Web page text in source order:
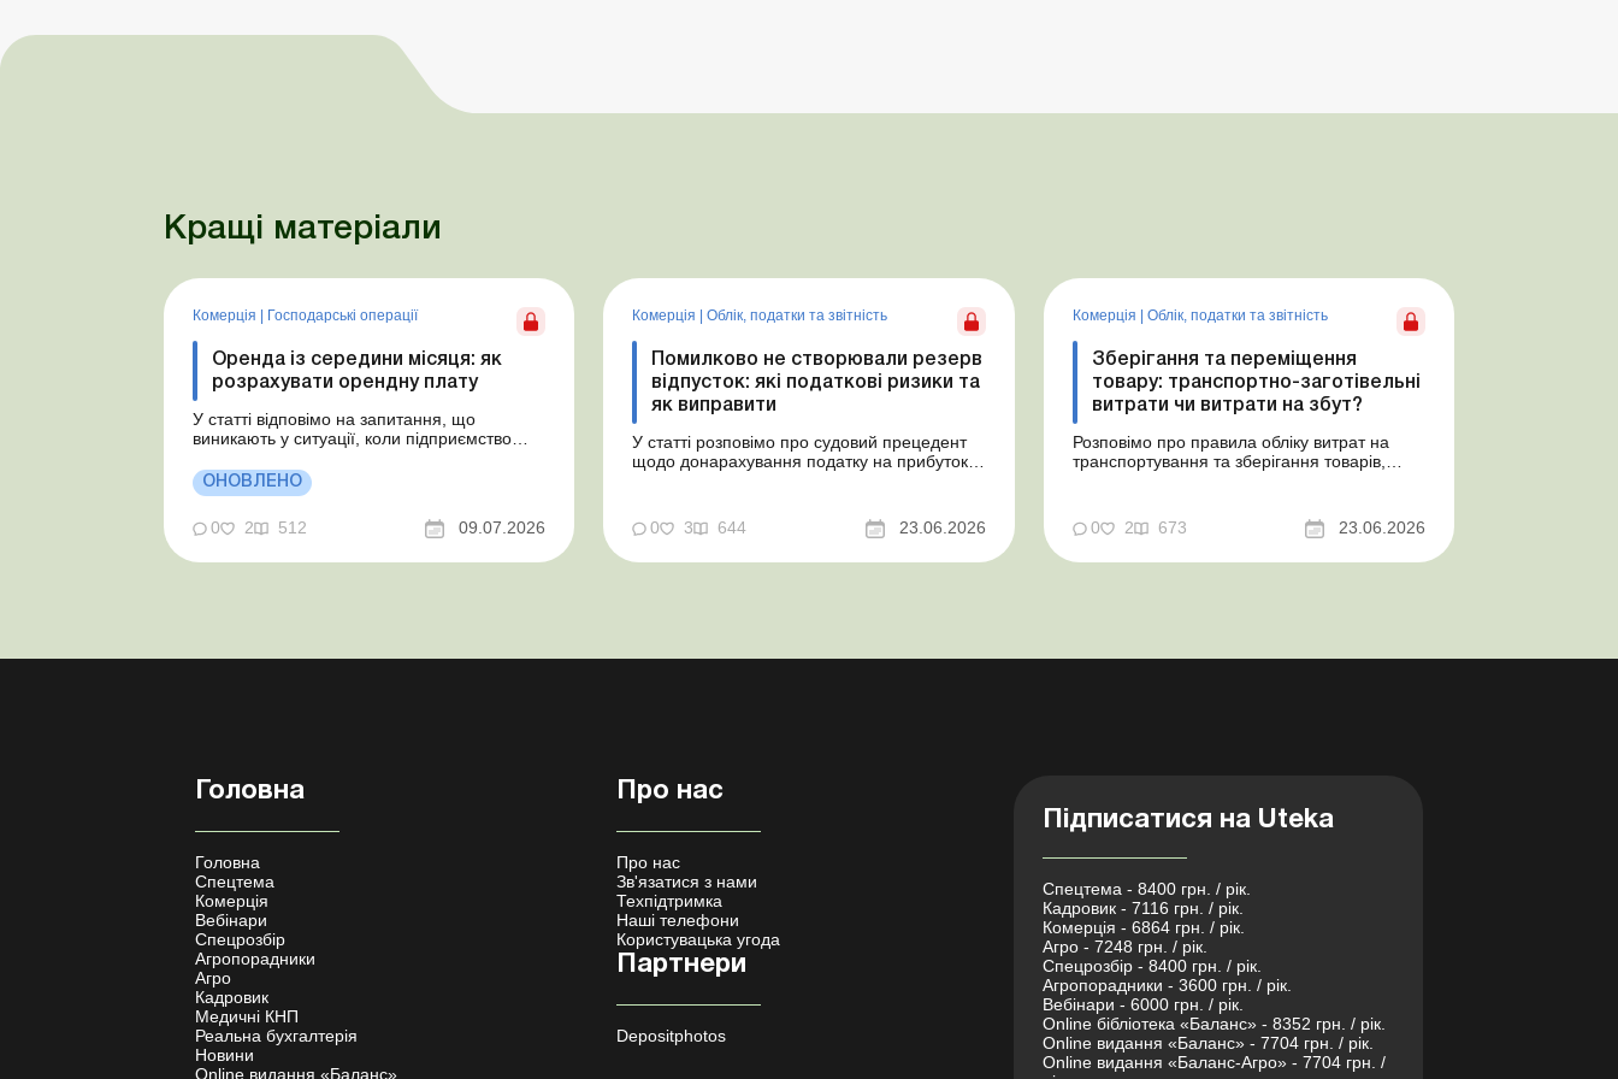
Кращі матеріали
Комерція Господарські операції
Оренда із середини місяця: як
розрахувати орендну плату
У статті відповімо на запитання, що
виникають у ситуації, коли підприємство
договором, який починає діяти із середини
місяця. Підприємство орендує у фізособи
автомобіль з 15.07.2026. Згідно з умовами
договору орендна плата становить 4 000
ОНОВЛЕНО
0 2 512 09.07.2026
Комерція Облік, податки та звiтнiсть
Помилково не створювали резерв
відпусток: які податкові ризики та
як виправити
У статті розповімо про судовий прецедент
щодо донарахування податку на прибуток
як мінімізувати податкові ризики. Проблемні
витрати: податкові ризики та судова
практика Розуміємо ваші хвилювання через
0 3 644 23.06.2026
Комерція Облік, податки та звiтнiсть
Зберігання та переміщення
товару: транспортно-заготівельні
витрати чи витрати на збут?
Розповімо про правила обліку витрат на
транспортування та зберігання товарів,
Проблемні витрати: податкові ризики та
судова практика Здавалось би, у цьому
питанні неоднозначності бути не може.
0 2 673 23.06.2026
Головна
Головна
Спецтема
Комерція
Вебінари
Спецрозбір
Агропорадники
Агро
Кадровик
Медичні КНП
Реальна бухгалтерія
Новини
Online видання «Баланс»
Про нас
Про нас
Зв'язатися з нами
Техпідтримка
Наші телефони
Користувацька угода
Партнери
Depositphotos
Підписатися на Uteka
Спецтема - 8400 грн. / рік.
Кадровик - 7116 грн. / рік.
Комерція - 6864 грн. / рік.
Агро - 7248 грн. / рік.
Спецрозбір - 8400 грн. / рік.
Агропорадники - 3600 грн. / рік.
Вебінари - 6000 грн. / рік.
Online бібліотека «Баланс» - 8352 грн. / рік.
Online видання «Баланс» - 7704 грн. / рік.
Online видання «Баланс-Агро» - 7704 грн. /